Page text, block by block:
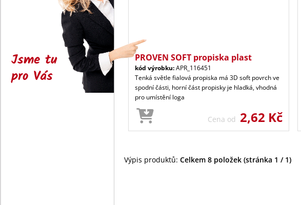
Jsme tu
pro Vás
PROVEN SOFT propiska plast
kód výrobku:APR_116451
Tenká světle fialová propiska má 3D soft povrch ve
spodní části, horní část propisky je hladká, vhodná
pro umístění loga
Cena od 2,62 Kč
Výpis produktů: Celkem 8 položek (stránka 1 / 1)